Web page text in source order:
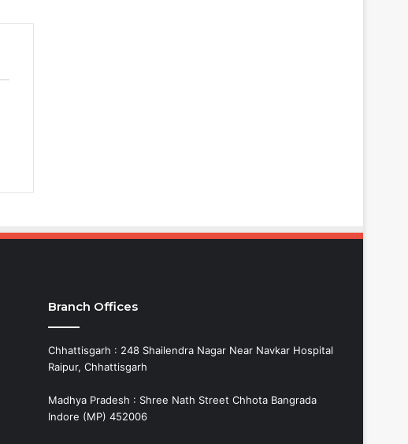
Branch Offices
Chhattisgarh : 248 Shailendra Nagar Near Navkar Hospital
Raipur, Chhattisgarh
Madhya Pradesh : Shree Nath Street Chhota Bangrada
Indore (MP) 452006